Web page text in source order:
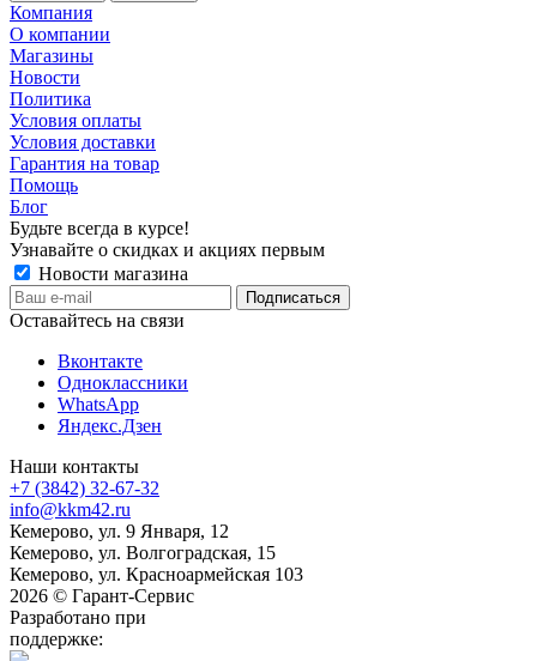
Компания
О компании
Магазины
Новости
Политика
Условия оплаты
Условия доставки
Гарантия на товар
Помощь
Блог
Будьте всегда в курсе!
Узнавайте о скидках и акциях первым
Новости магазина
Оставайтесь на связи
Вконтакте
Одноклассники
WhatsApp
Яндекс.Дзен
Наши контакты
+7 (3842) 32-67-32
info@kkm42.ru
Кемерово, ул. 9 Января, 12
Кемерово, ул. Волгоградская, 15
Кемерово, ул. Красноармейская 103
2026 © Гарант-Сервис
Разработано при
поддержке: